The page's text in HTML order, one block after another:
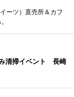
ーツ）直売所＆カフ
清掃イベント 長崎